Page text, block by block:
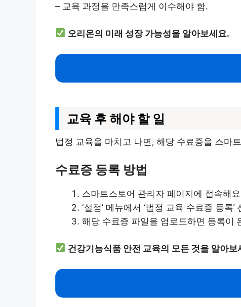
– 교육 과정을 만족스럽게 이수해야 함.
오리온의 미래 성장 가능성을 알아보세요.
교육 후 해야 할 일
법정 교육을 마치고 나면, 해당 수료증을 스마
수료증 등록 방법
스마트스토어 관리자 페이지에 접속해
‘설정’ 메뉴에서 ‘법정 교육 수료증 등록’
해당 수료증 파일을 업로드하면 등록이
건강기능식품 안전 교육의 모든 것을 알아보